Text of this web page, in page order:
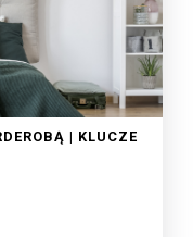
| KLUCZE